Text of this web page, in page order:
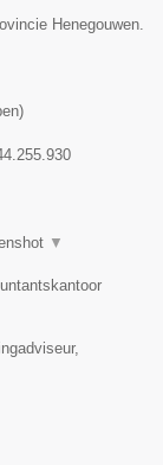
Henegouwen.
)
▼